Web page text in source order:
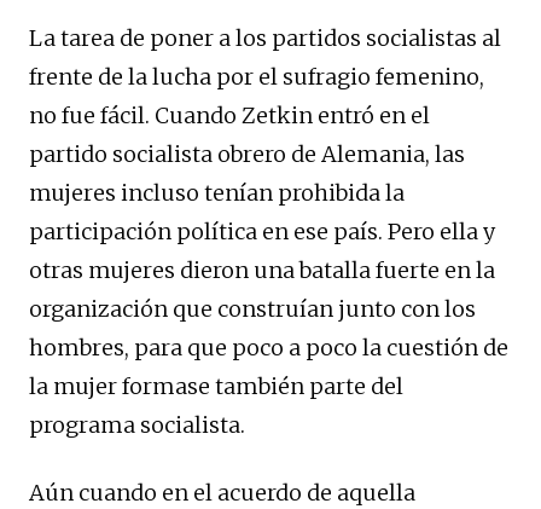
La tarea de poner a los partidos socialistas al
frente de la lucha por el sufragio femenino,
no fue fácil. Cuando Zetkin entró en el
partido socialista obrero de Alemania, las
mujeres incluso tenían prohibida la
participación política en ese país. Pero ella y
otras mujeres dieron una batalla fuerte en la
organización que construían junto con los
hombres, para que poco a poco la cuestión de
la mujer formase también parte del
programa socialista.
Aún cuando en el acuerdo de aquella